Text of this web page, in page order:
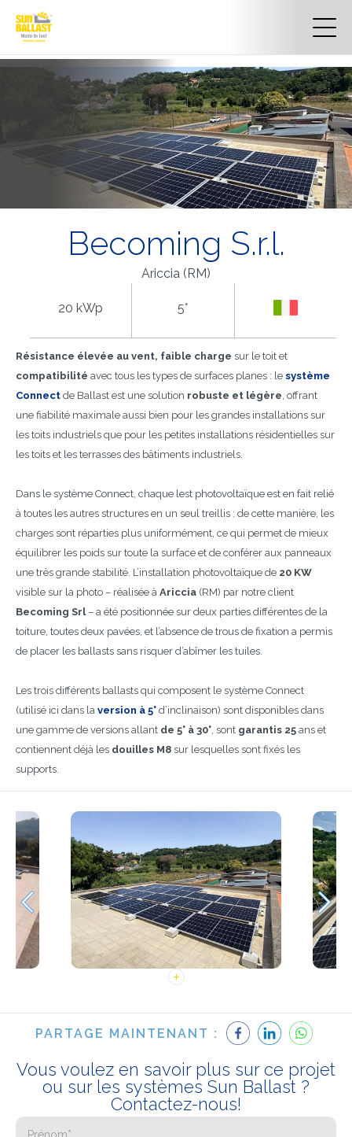
Becoming S.r.l.
Ariccia (RM)
20 kWp 5°
Résistance élevée au vent, faible charge sur le toit et
compatibilité avec tous les types de surfaces planes : le système
Connect de Ballast est une solution robuste et légère, offrant
une fiabilité maximale aussi bien pour les grandes installations sur
les toits industriels que pour les petites installations résidentielles sur
les toits et les terrasses des bâtiments industriels.
Dans le système Connect, chaque lest photovoltaïque est en fait relié
à toutes les autres structures en un seul treillis : de cette manière, les
charges sont réparties plus uniformément, ce qui permet de mieux
équilibrer les poids sur toute la surface et de conférer aux panneaux
une très grande stabilité. L’installation photovoltaïque de 20 KW
visible sur la photo – réalisée à Ariccia (RM) par notre client
Becoming Srl– a été positionnée sur deux parties différentes de la
toiture, toutes deux pavées, et l’absence de trous de fixation a permis
de placer les ballasts sans risquer d’abîmer les tuiles.
Les trois différents ballasts qui composent le système Connect
(utilisé ici dans la version à 5° d’inclinaison) sont disponibles dans
une gamme de versions allant de 5° à 30°, sont garantis 25 ans et
contiennent déjà les douilles M8 sur lesquelles sont fixés les
supports.
PARTAGE MAINTENANT :
Vous voulez en savoir plus sur ce projet
ou sur les systèmes Sun Ballast ?
Contactez-nous!